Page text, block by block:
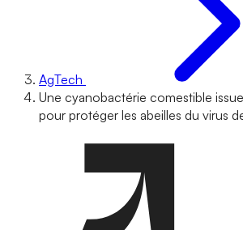
AgTech
Une cyanobactérie comestible
pour protéger les abeilles du virus